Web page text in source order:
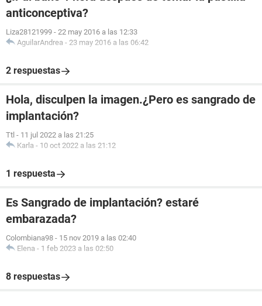
anticonceptiva?
Liza28121999 - 22 may 2016 a las 12:33
AguilarAndrea - 23 may 2016 a las 06:42
2 respuestas
Hola, disculpen la imagen.¿Pero es sangrado de
implantación?
Ttl - 11 jul 2022 a las 21:25
Karla - 10 oct 2022 a las 21:12
1 respuesta
Es Sangrado de implantación? estaré
embarazada?
Colombiana98 - 15 nov 2019 a las 02:40
Elena - 1 feb 2023 a las 02:50
8 respuestas